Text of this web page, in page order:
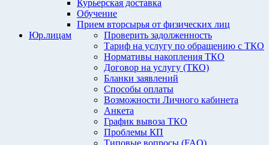
Курьерская доставка
Обучение
Прием вторсырья от физических лиц
Проверить задолженность
Тариф на услугу по обращению с ТКО
Нормативы накопления ТКО
Договор на услугу (ТКО)
Бланки заявлений
Способы оплаты
Возможности Личного кабинета
Анкета
График вывоза ТКО
Проблемы КП
Типовые вопросы (FAQ)
Юр.лицам